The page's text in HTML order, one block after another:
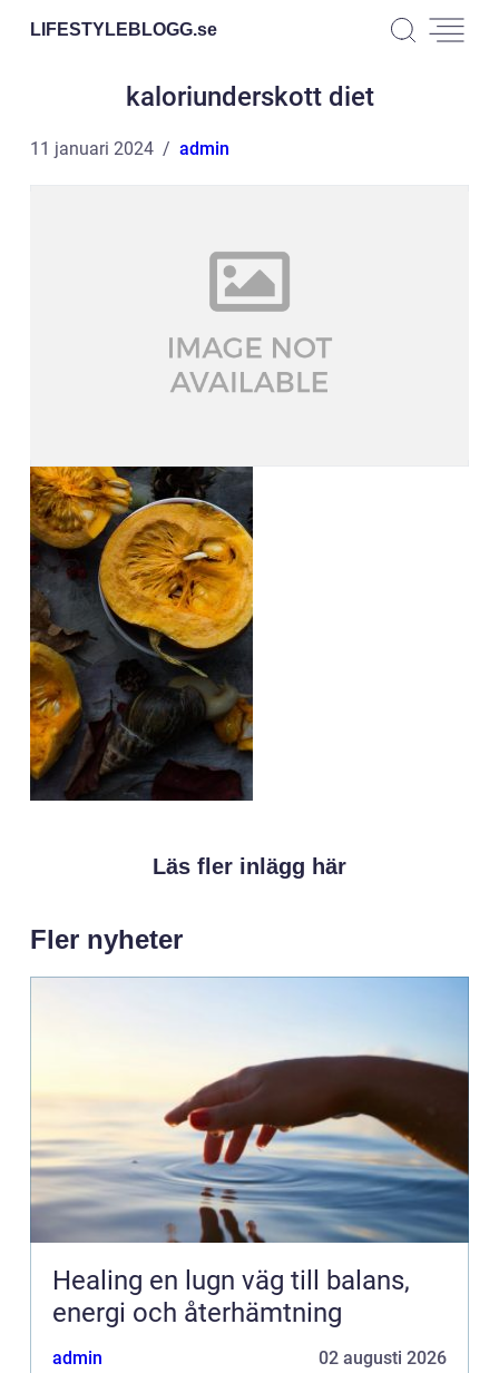
LIFESTYLEBLOGG.se
kaloriunderskott diet
11 januari 2024 admin
Läs fler inlägg här
Fler nyheter
Healing en lugn väg till balans,
energi och återhämtning
admin 02 augusti 2026